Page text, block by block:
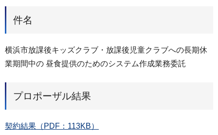
件名
横浜市放課後キッズクラブ・放課後児童クラブへの長期休
業期間中の 昼食提供のためのシステム作成業務委託
プロポーザル結果
契約結果（PDF：113KB）